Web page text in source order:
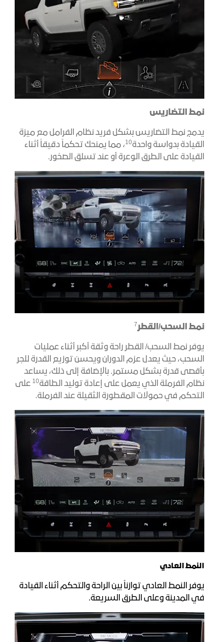
نمط التضاريس
يدمج نمط التضاريس بشكل فريد نظام الفرامل مع ميزة
القيادة بدواسة واحدة10، مما يمنحك تحكماً دقيقاً أثناء
القيادة على الطرق الوعرة أو عند تسلق الصخور.
نمط السحب/القطر7
يوفر نمط السحب/ القطر راحة وثقة أكبر أثناء عمليات
السحب، حيث يعدل عزم الدوران ويحسن توزيع القدرة للجر
بأقصى قدرة بشكل مستمر. بالإضافة إلى ذلك، يساعد
نظام الفرملة الذي يعمل على إعادة توليد الطاقة10 على
التحكم في حمولات المقطورة الثقيلة عند الفرملة.
النمط العادي
يوفر النمط العادي توازناً بين الراحة والتحكم أثناء القيادة
في المدينة وعلى الطرق السريعة.